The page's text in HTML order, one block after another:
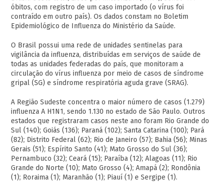
óbitos, com registro de um caso importado (o vírus foi
contraído em outro país). Os dados constam no Boletim
Epidemiológico de Influenza do Ministério da Saúde.
O Brasil possui uma rede de unidades sentinelas para
vigilância da influenza, distribuídas em serviços de saúde de
todas as unidades federadas do país, que monitoram a
circulação do vírus influenza por meio de casos de síndrome
gripal (SG) e síndrome respiratória aguda grave (SRAG).
A Região Sudeste concentra o maior número de casos (1.279)
influenza A H1N1, sendo 1.130 no estado de São Paulo. Outros
estados que registraram casos neste ano foram Rio Grande do
Sul (140); Goiás (136); Paraná (102); Santa Catarina (100); Pará
(82); Distrito Federal (62); Rio de Janeiro (57); Bahia (56); Minas
Gerais (51); Espírito Santo (41); Mato Grosso do Sul (36);
Pernambuco (32); Ceará (15); Paraíba (12); Alagoas (11); Rio
Grande do Norte (10); Mato Grosso (4); Amapá (2); Rondônia
(1); Roraima (1); Maranhão (1); Piauí (1) e Sergipe (1).